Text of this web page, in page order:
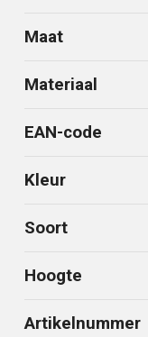
Maat
Materiaal
EAN-code
Kleur
Soort
Hoogte
Artikelnummer